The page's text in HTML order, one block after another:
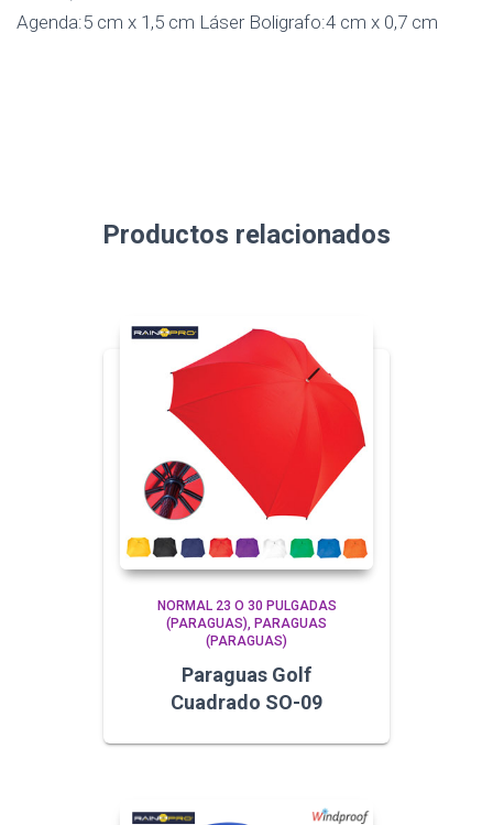
Agenda:5 cm x 1,5 cm Láser Boligrafo:4 cm x 0,7 cm
Productos relacionados
NORMAL 23 O 30 PULGADAS
(PARAGUAS)
PARAGUAS
(PARAGUAS)
Paraguas Golf
Cuadrado SO-09